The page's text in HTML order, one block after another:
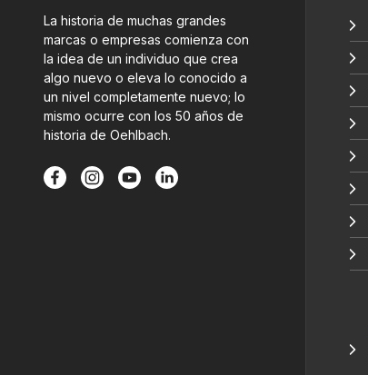
La historia de muchas grandes
marcas o empresas comienza con
la idea de un individuo que crea
algo nuevo o eleva lo conocido a
un nivel completamente nuevo; lo
mismo ocurre con los 50 años de
historia de Oehlbach.